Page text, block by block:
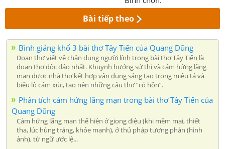
Bài tiếp theo
Bình giảng khổ 3 bài thơ Tây Tiến của Quang Dũng
Đoạn thơ viết về chân dung người lính trong bài thơ Tây Tiến là
đoạn thơ độc đáo nhất. Khuynh hướng sử thi và cảm hứng lãng
mạn được nhà thơ kết hợp vận dụng sáng tạo trong miêu tả và
biểu lộ cảm xúc, tạo nên những câu thơ “có hồn”.
Phân tích cảm hứng lãng mạn trong bài thơ Tây Tiến của
Quang Dũng
Cảm hứng lãng mạn thể hiện ở giọng điệu (khi mềm mại, thiết
tha, lúc hùng tráng, khỏe mạnh), ở thủ pháp tương phản (hình
ảnh), từ ngữ ước lệ...